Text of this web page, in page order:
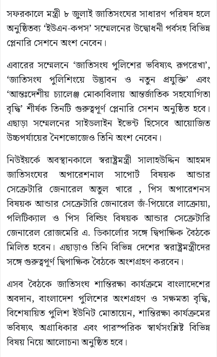
সফরকালে মন্ত্রী ৮ জুলাই জাতিসংঘের সাধারণ পরিষদ হলে
অনুষ্ঠিতব্য ‘ইউএন-কপস’ সম্মেলনের উদ্বোধনী পর্বসহ বিভিন্ন
প্লেনারি সেশনে অংশ নেবেন।
এবারের সম্মেলনে ‘জাতিসংঘ পুলিশের ভবিষ্যৎ রূপরেখা’,
‘জাতিসংঘ পুলিশিংয়ে উদ্ভাবন ও নতুন প্রযুক্তি’ এবং
‘আন্তঃদেশীয় চ্যালেঞ্জ মোকাবিলায় আন্তর্জাতিক সহযোগিতা
বৃদ্ধি’ শীর্ষক তিনটি গুরুত্বপূর্ণ প্লেনারি সেশন অনুষ্ঠিত হবে।
এছাড়া সম্মেলনের সাইডলাইন ইভেন্ট হিসেবে আয়োজিত
উচ্চপর্যায়ের নৈশভোজেও তিনি অংশ নেবেন।
নিউইয়র্কে অবস্থানকালে স্বরাষ্ট্রমন্ত্রী সালাহউদ্দিন আহমদ
জাতিসংঘের অপারেশনাল সাপোর্ট বিষয়ক আন্ডার
সেক্রেটারি জেনারেল অতুল খারে , পিস অপারেশনস
বিষয়ক আন্ডার সেক্রেটারি জেনারেল জঁ-পিয়েরে লাক্রোয়া,
পলিটিক্যাল ও পিস বিল্ডিং বিষয়ক আন্ডার সেক্রেটারি
জেনারেল রোজমেরি এ. ডিকার্লোর সঙ্গে দ্বিপাক্ষিক বৈঠকে
মিলিত হবেন। এছাড়াও তিনি বিভিন্ন দেশের স্বরাষ্ট্রমন্ত্রীদের
সঙ্গে গুরুত্বপূর্ণ দ্বিপাক্ষিক বৈঠকে অংশগ্রহণ করবেন।
এসব বৈঠকে জাতিসংঘ শান্তিরক্ষা কার্যক্রমে বাংলাদেশের
অবদান, বাংলাদেশ পুলিশের অংশগ্রহণ ও সক্ষমতা বৃদ্ধি,
বিশেষায়িত পুলিশ ইউনিট মোতায়েন, শান্তিরক্ষা কার্যক্রমের
ভবিষ্যৎ অগ্রাধিকার এবং পারস্পরিক স্বার্থসংশ্লিষ্ট বিভিন্ন
বিষয় নিয়ে আলোচনা অনুষ্ঠিত হবে।